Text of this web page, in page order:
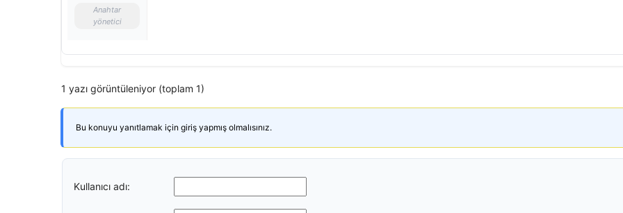
Anahtar
yönetici
1 yazı görüntüleniyor (toplam 1)
Bu konuyu yanıtlamak için giriş yapmış olmalısınız.
Kullanıcı adı: